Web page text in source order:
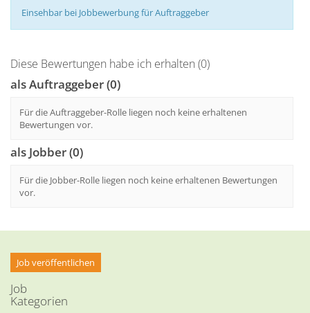
Einsehbar bei Jobbewerbung für Auftraggeber
Diese Bewertungen habe ich erhalten (0)
als Auftraggeber (0)
Für die Auftraggeber-Rolle liegen noch keine erhaltenen
Bewertungen vor.
als Jobber (0)
Für die Jobber-Rolle liegen noch keine erhaltenen Bewertungen
vor.
Job veröffentlichen
Job
Kategorien